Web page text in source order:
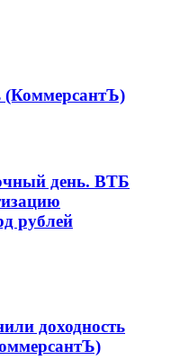
(КоммерсантЪ)
день. ВТБ
рублей
доходность